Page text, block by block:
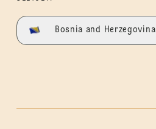
Bosnia and Herzegovina